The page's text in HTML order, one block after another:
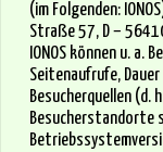
(im Folgenden:
Straße 57, D –
IONOS können u. a.
Seitenaufrufe,
Besucherquellen (d.
Besucherstandorte